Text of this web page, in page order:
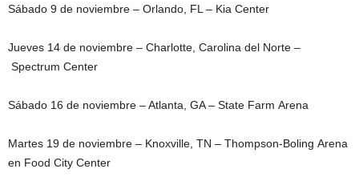
Sábado 9 de noviembre – Orlando, FL – Kia Center
Jueves 14 de noviembre – Charlotte, Carolina del Norte –
Spectrum Center
Sábado 16 de noviembre – Atlanta, GA – State Farm Arena
Martes 19 de noviembre – Knoxville, TN – Thompson-Boling Arena
en Food City Center